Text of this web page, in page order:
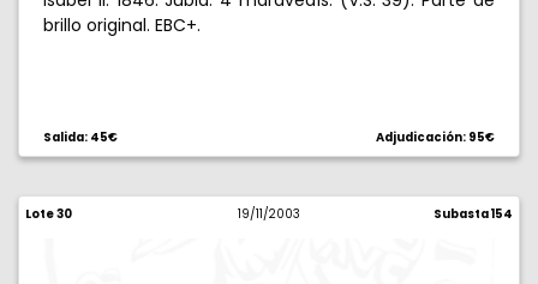
brillo original. EBC+.
Salida: 45€ Adjudicación: 95€
Lote 30 19/11/2003 Subasta 154